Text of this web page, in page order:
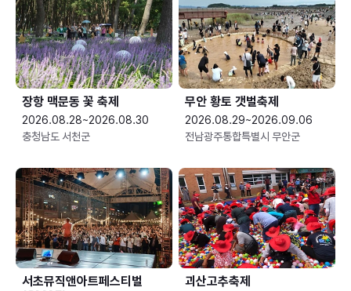
장항 맥문동 꽃 축제
2026.08.28~2026.08.30
충청남도 서천군
무안 황토 갯벌축제
2026.08.29~2026.09.06
전남광주통합특별시 무안군
서초뮤직앤아트페스티벌
괴산고추축제